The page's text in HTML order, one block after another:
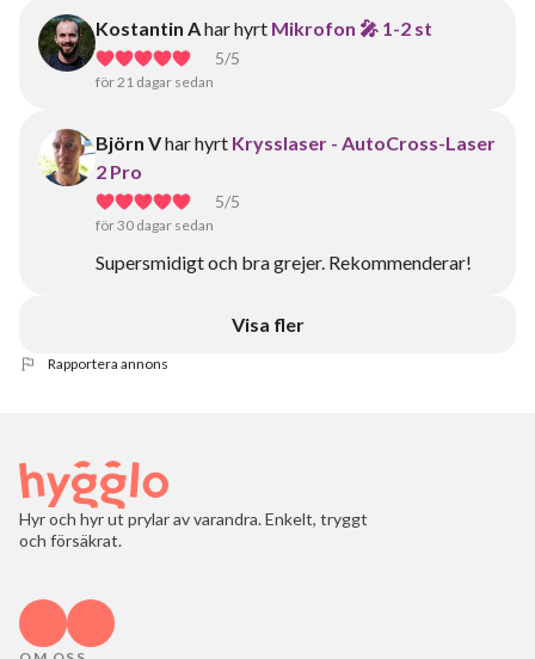
Kostantin Ahar hyrt Mikrofon 🎤 1-2 st
5/5
för 21 dagar sedan
Björn Vhar hyrt Krysslaser - AutoCross-Laser
2 Pro
5/5
för 30 dagar sedan
Supersmidigt och bra grejer. Rekommenderar!
Visa fler
Rapportera annons
Hyr och hyr ut prylar av varandra. Enkelt, tryggt
och försäkrat.